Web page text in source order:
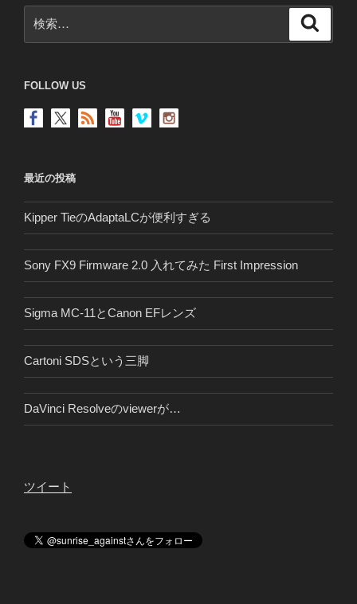
ー
ジ
り
ジ
ジ
索:
FOLLOW US
最近の投稿
Kipper TieのAdaptaLCが便利すぎる
Sony FX9 Firmware 2.0 入れてみた First Impression
Sigma MC-11とCanon EFレンズ
Cartoni SDSという三脚
DaVinci Resolveのviewerが…
ツイート